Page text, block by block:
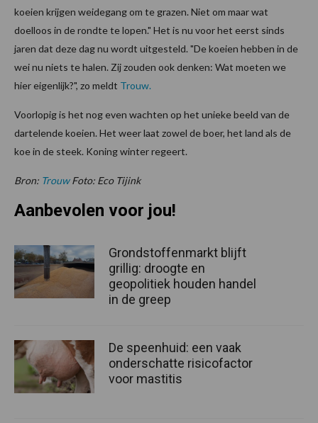
koeien krijgen weidegang om te grazen. Niet om maar wat
doelloos in de rondte te lopen." Het is nu voor het eerst sinds
jaren dat deze dag nu wordt uitgesteld. "De koeien hebben in de
wei nu niets te halen. Zij zouden ook denken: Wat moeten we
hier eigenlijk?", zo meldt Trouw.
Voorlopig is het nog even wachten op het unieke beeld van de
dartelende koeien. Het weer laat zowel de boer, het land als de
koe in de steek. Koning winter regeert.
Bron: TrouwFoto: Eco Tijink
Aanbevolen voor jou!
Grondstoffenmarkt blijft
grillig: droogte en
geopolitiek houden handel
in de greep
De speenhuid: een vaak
onderschatte risicofactor
voor mastitis